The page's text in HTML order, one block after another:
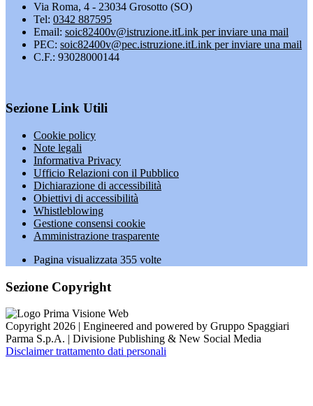
Via Roma, 4 - 23034 Grosotto (SO)
Tel: 0342 887595
Email: soic82400v@istruzione.itLink per inviare una mail
PEC: soic82400v@pec.istruzione.itLink per inviare una mail
C.F.: 93028000144
Sezione Link Utili
Cookie policy
Note legali
Informativa Privacy
Ufficio Relazioni con il Pubblico
Dichiarazione di accessibilità
Obiettivi di accessibilità
Whistleblowing
Gestione consensi cookie
Amministrazione trasparente
Pagina visualizzata 355 volte
Sezione Copyright
Copyright 2026 | Engineered and powered by Gruppo Spaggiari
Parma S.p.A. | Divisione Publishing & New Social Media
Disclaimer trattamento dati personali